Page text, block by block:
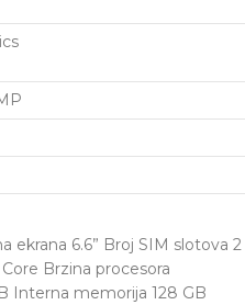
ekrana 6.6” Broj SIM slotova 2
Brzina procesora
Interna memorija 128 GB